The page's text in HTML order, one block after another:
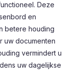
Deze
en
betere houding
uw documenten
vermindert u
uw dagelijkse